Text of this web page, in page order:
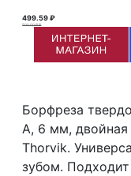
499.59 ₽
500.00 ₽ ₽
Борфреза
А, 6 мм, двойная
Thorvik.
зубом.